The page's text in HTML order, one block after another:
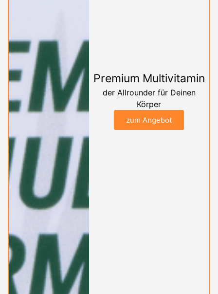
Premium Multivitamin
der Allrounder für Deinen
Körper
zum Angebot